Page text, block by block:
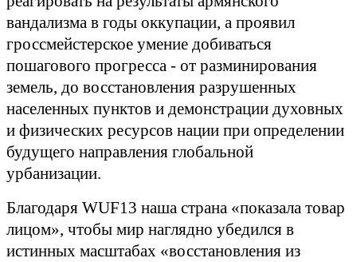
вандализма в годы оккупации, а проявил
гроссмейстерское умение добиваться
пошагового прогресса - от разминирования
земель, до восстановления разрушенных
населенных пунктов и демонстрации духовных
и физических ресурсов нации при определении
будущего направления глобальной
урбанизации.
Благодаря WUF13 наша страна «показала товар
лицом», чтобы мир наглядно убедился в
истинных масштабах «восстановления из